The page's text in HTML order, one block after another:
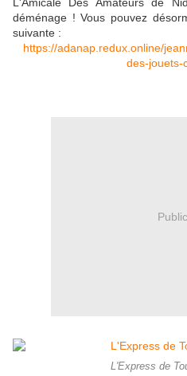
déménage ! Vous pouvez
suivante :
https://adanap.redux.online/
des-jouets-
L'Express de